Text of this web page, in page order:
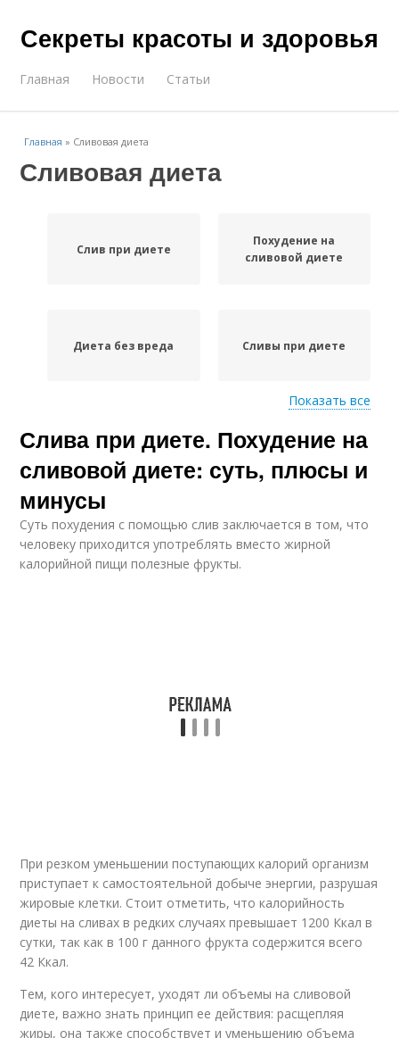
Секреты красоты и здоровья
Главная Новости Статьи
Главная » Сливовая диета
Сливовая диета
Слив при диете
Похудение на
сливовой диете
Диета без вреда Сливы при диете
Сливы при диет Диеты для похудения
Сливовый компот
Показать все
Слива при диете. Похудение на
сливовой диете: суть, плюсы и
минусы
Суть похудения с помощью слив заключается в том, что
человеку приходится употреблять вместо жирной
калорийной пищи полезные фрукты.
При резком уменьшении поступающих калорий организм
приступает к самостоятельной добыче энергии, разрушая
жировые клетки. Стоит отметить, что калорийность
диеты на сливах в редких случаях превышает 1200 Ккал в
сутки, так как в 100 г данного фрукта содержится всего
42 Ккал.
Тем, кого интересует, уходят ли объемы на сливовой
диете, важно знать принцип ее действия: расщепляя
жиры, она также способствует и уменьшению объема